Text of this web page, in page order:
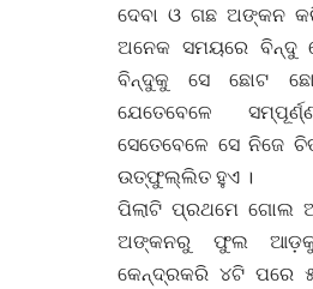
ଦେବା ଓ ଗଛ ଅଙ୍କନ
ଅନେକ ସମୟରେ ବିନ୍ଦୁ
ବିନ୍ଦୁକୁ ସେ ଛୋଟ
ଯେତେବେଳେ
ସେତେବେଳେ ସେ ନିଜେ
ଉତ୍ଫୁଲ୍ଲିତ ହୁଏ ।
ପିଲାଟି ପ୍ରଥମେ ଗୋଲ
ଅଙ୍କନରୁ ଫୁଲ ଆଡ଼କୁ
କେନ୍ଦ୍ରକରି ୪ଟି